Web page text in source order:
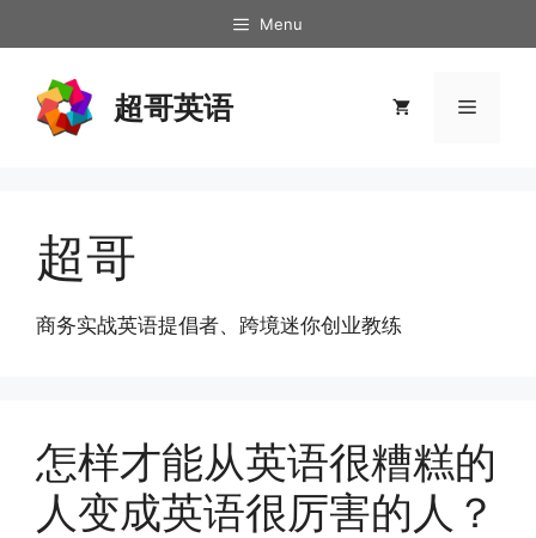
至
Menu
超哥英语 菜
超哥
商务实战英语提倡者、跨境迷你创业教练
怎样才能从英语很糟糕的
人变成英语很厉害的人？